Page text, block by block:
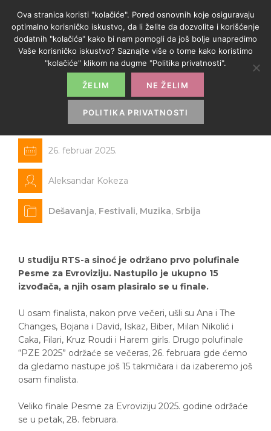
Održano prvo veče Pesme za
Evroviziju
26. februar 2025.
Aleksandar Kokeza
Dešavanja, Festivali, Muzika, Srbija
U studiju RTS-a sinoć je održano prvo polufinale
Pesme za Evroviziju. Nastupilo je ukupno 15
izvođača, a njih osam plasiralo se u finale.
U osam finalista, nakon prve večeri, ušli su Ana i The
Changes, Bojana i David, Iskaz, Biber, Milan Nikolić i
Caka, Filari, Kruz Roudi i Harem girls. Drugo polufinale
“PZE 2025” održaće se večeras, 26. februara gde ćemo
da gledamo nastupe još 15 takmičara i da izaberemo još
osam finalista.
Veliko finale Pesme za Evroviziju 2025. godine održaće
se u petak, 28. februara.
Ova stranica koristi "kolačiće". Pored osnovnih koje osiguravaju
optimalno korisničko iskustvo, da li želite da dozvolite i korišćenje
dodatnih "kolačića" kako bi nam pomogli da još bolje unapredimo
Vaše korisničko iskustvo? Saznajte više o tome kako koristimo
"kolačiće" klikom na dugme "Politika privatnosti".
ŽELIM NE ŽELIM
POLITIKA PRIVATNOSTI